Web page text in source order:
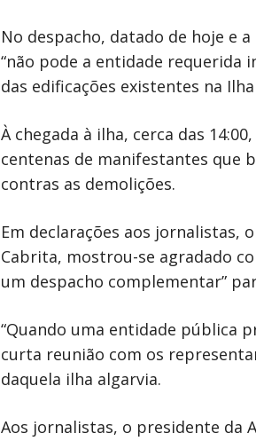
No despacho, datado de hoje e
“não pode a entidade requerida
das edificações existentes na
À chegada à ilha, cerca das
centenas de manifestantes que
contras as demolições.
Em declarações aos jornalistas,
Cabrita, mostrou-se agradado
um despacho complementar”
“Quando uma entidade pública
curta reunião com os
daquela ilha algarvia.
Aos jornalistas, o presidente da